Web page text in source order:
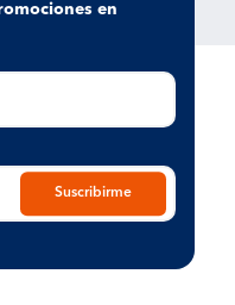
en
Suscribirme